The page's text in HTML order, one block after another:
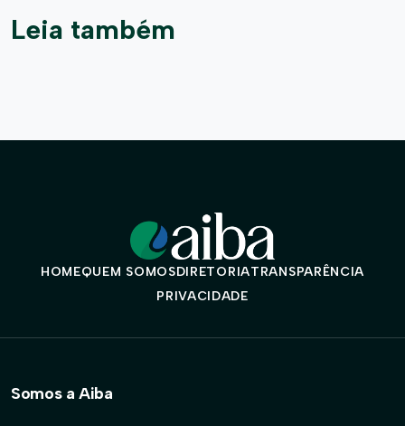
Leia também
HOMEQUEM SOMOSDIRETORIATRANSPARÊNCIA
PRIVACIDADE
Somos a Aiba